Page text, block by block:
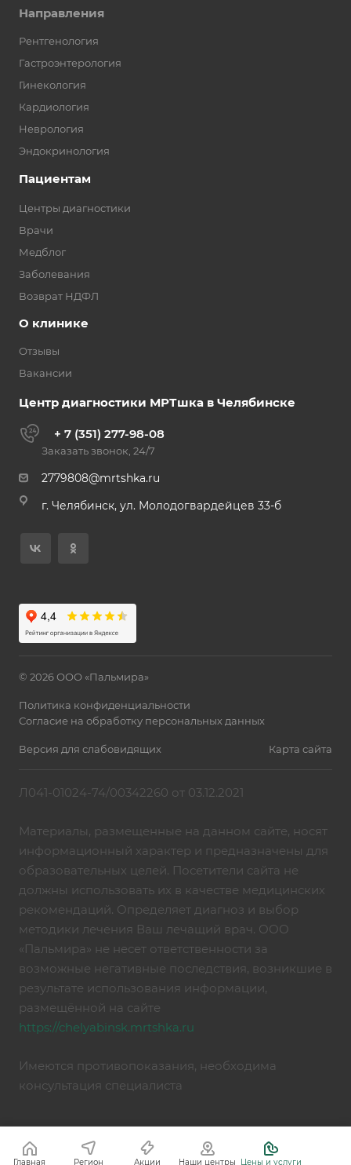
Направления
Рентгенология
Гастроэнтерология
Гинекология
Кардиология
Неврология
Эндокринология
Пациентам
Центры диагностики
Врачи
Медблог
Заболевания
Возврат НДФЛ
О клинике
Отзывы
Вакансии
Центр диагностики МРТшка в Челябинске
+ 7 (351) 277-98-08
Заказать звонок, 24/7
2779808@mrtshka.ru
г. Челябинск, ул. Молодогвардейцев 33-б
© 2026 ООО «Пальмира»
Политика конфиденциальности
Согласие на обработку персональных данных
Версия для слабовидящих Карта сайта
Л041-01024-74/00342260 от 03.12.2021
Материалы, размещенные на данном сайте, носят
информационный характер и предназначены для
образовательных целей. Посетители сайта не
должны использовать их в качестве медицинских
рекомендаций. Определяет диагноз и выбор
методики лечения Ваш лечащий врач. ООО
«Пальмира» не несет ответственности за
возможные негативные последствия, возникшие в
результате использования информации,
размещённой на сайте
https://chelyabinsk.mrtshka.ru
Имеются противопоказания, необходима
консультация специалиста
Главная Регион Акции Наши центры Цены и услуги